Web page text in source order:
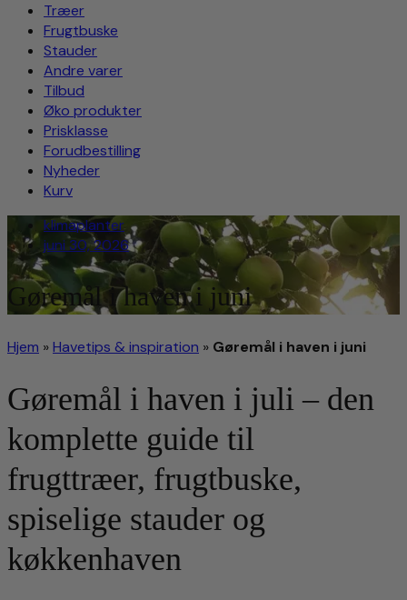
Træer
Frugtbuske
Stauder
Andre varer
Tilbud
Øko produkter
Prisklasse
Forudbestilling
Nyheder
Kurv
klimaplanter
juni 30, 2026
Gøremål i haven i juni
Hjem »Havetips & inspiration » Gøremål i haven i juni
Gøremål i haven i juli – den
komplette guide til
frugttræer, frugtbuske,
spiselige stauder og
køkkenhaven